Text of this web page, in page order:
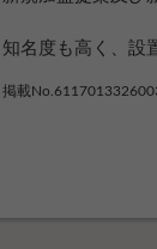
知名度も高く、設
掲載